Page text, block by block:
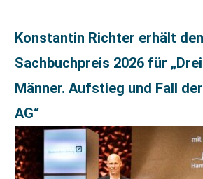
Konstantin Richter erhält
Sachbuchpreis 2026 für
Männer. Aufstieg und Fall
AG“